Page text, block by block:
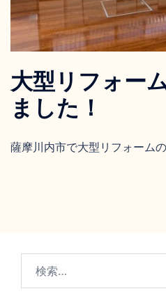
大型リフォー
ました！
薩摩川内市で大型リフォーム